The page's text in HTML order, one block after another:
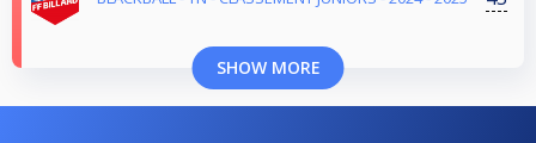
SHOW MORE